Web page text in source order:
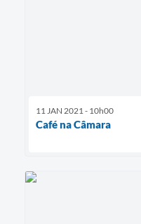
11 JAN 2021 - 10h00
Café na Câmara